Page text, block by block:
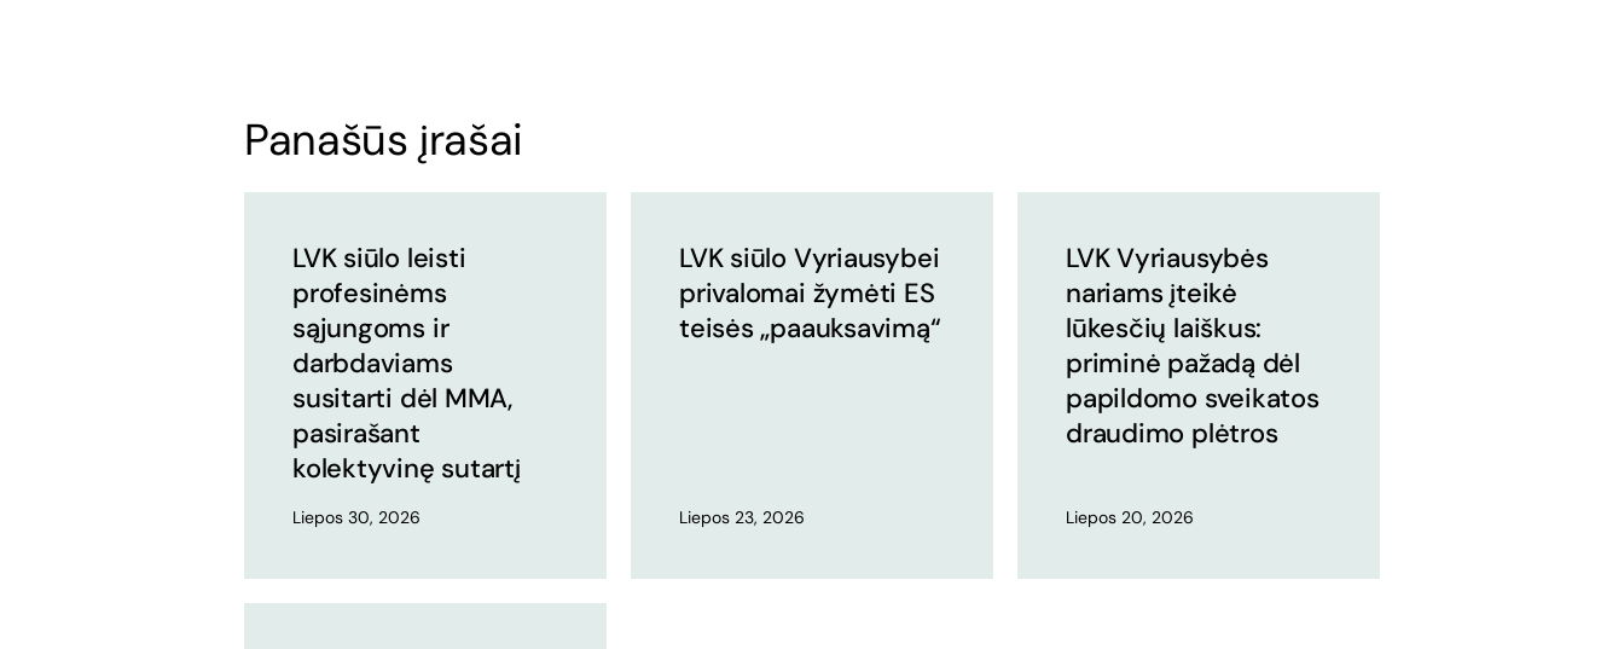
Panašūs įrašai
LVK siūlo leisti
profesinėms
sąjungoms ir
darbdaviams
susitarti dėl MMA,
pasirašant
kolektyvinę sutartį
Liepos 30, 2026
LVK siūlo Vyriausybei
privalomai žymėti ES
teisės „paauksavimą“
Liepos 23, 2026
LVK Vyriausybės
nariams įteikė
lūkesčių laiškus:
priminė pažadą dėl
papildomo sveikatos
draudimo plėtros
Liepos 20, 2026